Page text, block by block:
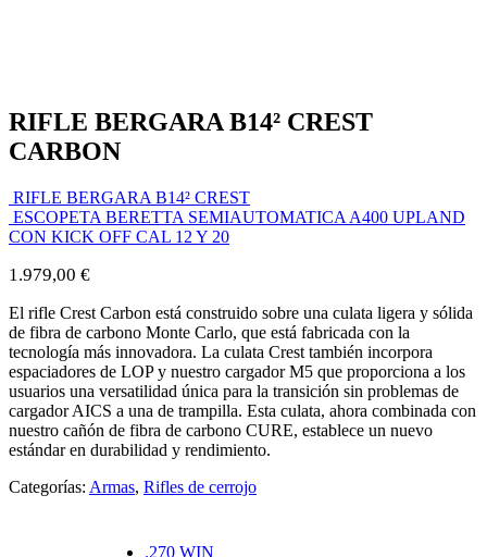
RIFLE BERGARA B14² CREST
CARBON
RIFLE BERGARA B14² CREST
ESCOPETA BERETTA SEMIAUTOMATICA A400 UPLAND
CON KICK OFF CAL 12 Y 20
1.979,00 €
El rifle Crest Carbon está construido sobre una culata ligera y sólida
de fibra de carbono Monte Carlo, que está fabricada con la
tecnología más innovadora. La culata Crest también incorpora
espaciadores de LOP y nuestro cargador M5 que proporciona a los
usuarios una versatilidad única para la transición sin problemas de
cargador AICS a una de trampilla. Esta culata, ahora combinada con
nuestro cañón de fibra de carbono CURE, establece un nuevo
estándar en durabilidad y rendimiento.
Categorías: Armas, Rifles de cerrojo
.270 WIN